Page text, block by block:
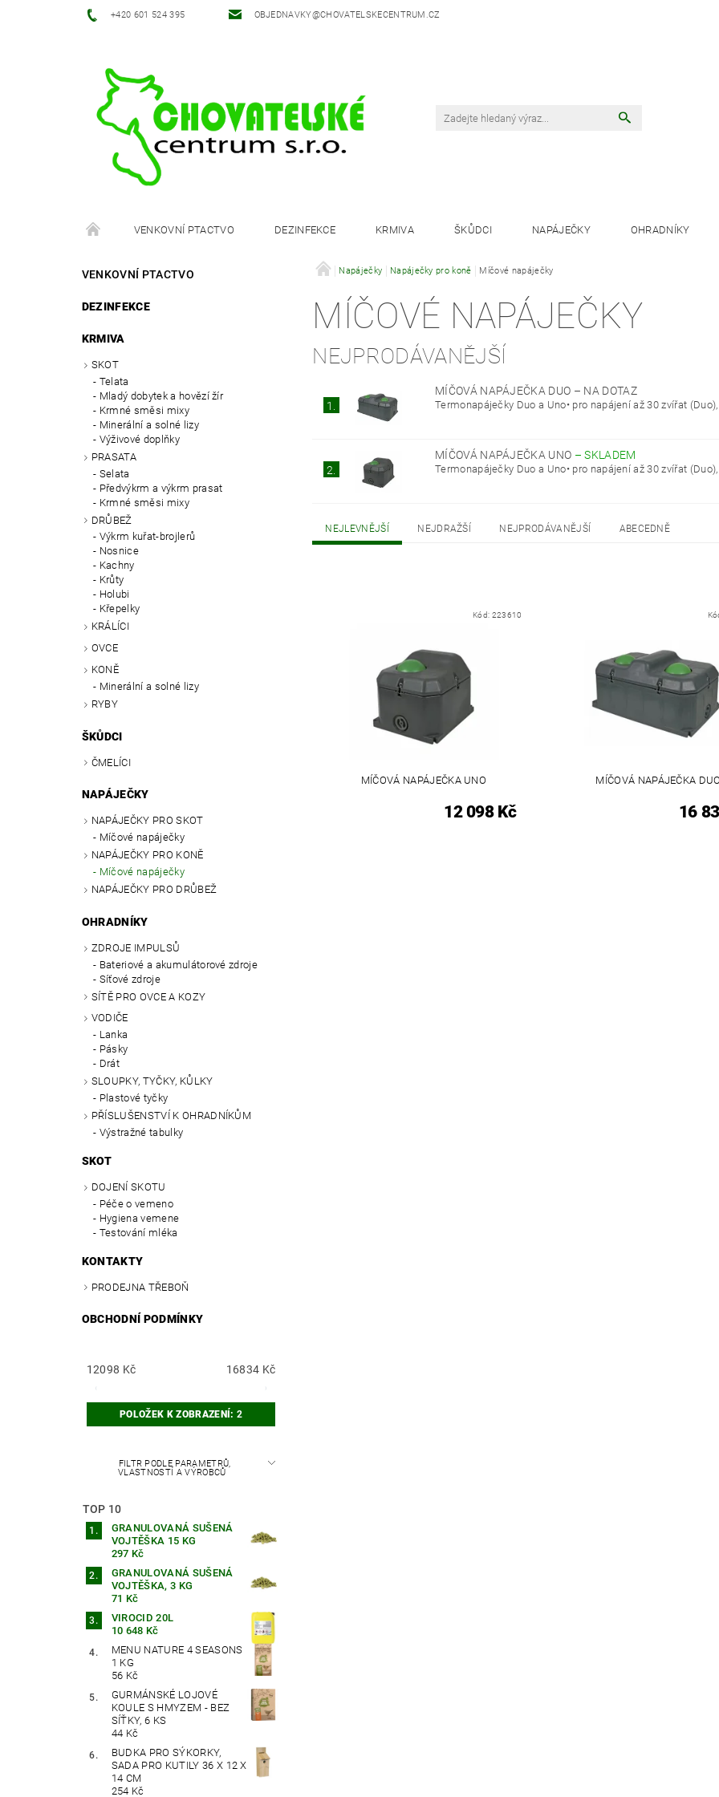
‭+420 601 524 395‬ OBJEDNAVKY@CHOVATELSKECENTRUM.CZ
VENKOVNÍ PTACTVO DEZINFEKCE KRMIVA ŠKŮDCI NAPÁJEČKY OHRADNÍKY
OBCHODNÍ PODMÍNKY
VENKOVNÍ PTACTVO
DEZINFEKCE
KRMIVA
SKOT
Telata
Mladý dobytek a hovězí žír
Krmné směsi mixy
Minerální a solné lizy
Výživové doplňky
PRASATA
Selata
Předvýkrm a výkrm prasat
Krmné směsi mixy
DRŮBEŽ
Výkrm kuřat-brojlerů
Nosnice
Kachny
Krůty
Holubi
Křepelky
KRÁLÍCI
OVCE
KONĚ
Minerální a solné lizy
RYBY
ŠKŮDCI
ČMELÍCI
NAPÁJEČKY
NAPÁJEČKY PRO SKOT
Míčové napáječky
NAPÁJEČKY PRO KONĚ
Míčové napáječky
NAPÁJEČKY PRO DRŮBEŽ
OHRADNÍKY
ZDROJE IMPULSŮ
Bateriové a akumulátorové zdroje
Síťové zdroje
SÍTĚ PRO OVCE A KOZY
VODIČE
Lanka
Pásky
Drát
SLOUPKY, TYČKY, KŮLKY
Plastové tyčky
PŘÍSLUŠENSTVÍ K OHRADNÍKŮM
Výstražné tabulky
SKOT
DOJENÍ SKOTU
Péče o vemeno
Hygiena vemene
Testování mléka
KONTAKTY
PRODEJNA TŘEBOŇ
OBCHODNÍ PODMÍNKY
12098 Kč 16834 Kč
POLOŽEK K ZOBRAZENÍ: 2
FILTR PODLE PARAMETRŮ,
VLASTNOSTÍ A VÝROBCŮ
TOP 10
GRANULOVANÁ SUŠENÁ
VOJTĚŠKA 15 KG
297 Kč
GRANULOVANÁ SUŠENÁ
VOJTĚŠKA, 3 KG
71 Kč
VIROCID 20L
10 648 Kč
MENU NATURE 4 SEASONS
1 KG
56 Kč
GURMÁNSKÉ LOJOVÉ
KOULE S HMYZEM - BEZ
SÍŤKY, 6 KS
44 Kč
BUDKA PRO SÝKORKY,
SADA PRO KUTILY 36 X 12 X
14 CM
254 Kč
Napáječky Napáječky pro koně Míčové napáječky
MÍČOVÉ NAPÁJEČKY
NEJPRODÁVANĚJŠÍ
1.
MÍČOVÁ NAPÁJEČKA DUO – NA DOTAZ
Termonapáječky Duo a Uno• pro napájení až 30 zvířat
2.
MÍČOVÁ NAPÁJEČKA UNO –SKLADEM
Termonapáječky Duo a Uno• pro napájení až 30 zvířat
NEJLEVNĚJŠÍ NEJDRAŽŠÍ NEJPRODÁVANĚJŠÍ ABECEDNĚ
Kód: 223610
MÍČOVÁ NAPÁJEČKA UNO
12 098 Kč
MÍČOVÁ NAPÁJEČKA DUO
16